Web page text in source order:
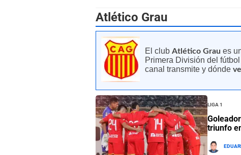
Atlético Grau
El clubAtlético Grau es
Primera División del
canal transmite y dónde
Liga 1
triunfo